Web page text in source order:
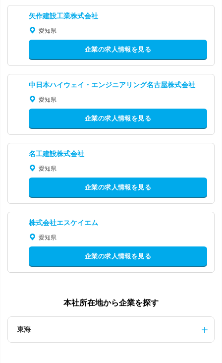
矢作建設工業株式会社
愛知県
企業の求人情報を見る
中日本ハイウェイ・エンジニアリング名古屋株式会社
愛知県
企業の求人情報を見る
名工建設株式会社
愛知県
企業の求人情報を見る
株式会社エスケイエム
愛知県
企業の求人情報を見る
本社所在地から企業を探す
東海